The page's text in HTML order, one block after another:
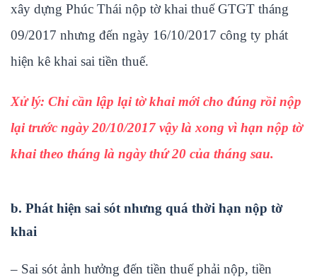
xây dựng Phúc Thái nộp tờ khai thuế GTGT tháng
09/2017 nhưng đến ngày 16/10/2017 công ty phát
hiện kê khai sai tiền thuế.
Xử lý: Chỉ cần lập lại tờ khai mới cho đúng rồi nộp
lại trước ngày 20/10/2017 vậy là xong vì hạn nộp tờ
khai theo tháng là ngày thứ 20 của tháng sau.
b. Phát hiện sai sót nhưng quá thời hạn nộp tờ
khai
– Sai sót ảnh hưởng đến tiền thuế phải nộp, tiền